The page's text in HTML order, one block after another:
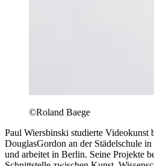
©Roland Baege
Paul Wiersbinski studierte Videokunst
DouglasGordon an der Städelschule
und arbeitet in Berlin. Seine Projekte